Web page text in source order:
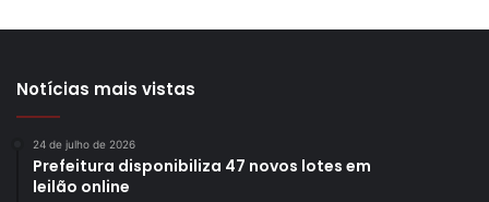
Notícias mais vistas
24 de julho de 2026
Prefeitura disponibiliza 47 novos lotes em
leilão online